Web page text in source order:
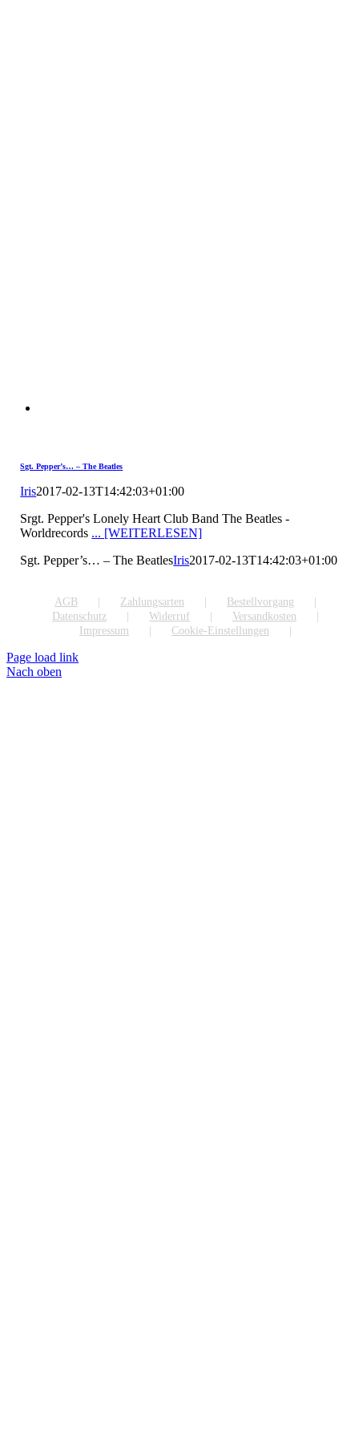
Sgt. Pepper’s… – The Beatles
Iris2017-02-13T14:42:03+01:00
Srgt. Pepper's Lonely Heart Club Band The Beatles -
Worldrecords ... [WEITERLESEN]
Sgt. Pepper’s… – The BeatlesIris2017-02-13T14:42:03+01:00
AGB Zahlungsarten
Bestellvorgang
Datenschutz
Widerruf
Versandkosten
Impressum
Cookie-Einstellungen
Page load link
Nach oben